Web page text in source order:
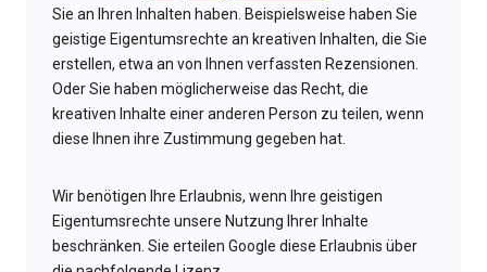
Sie an Ihren Inhalten haben. Beispielsweise haben Sie
geistige Eigentumsrechte an kreativen Inhalten, die Sie
erstellen, etwa an von Ihnen verfassten Rezensionen.
Oder Sie haben möglicherweise das Recht, die
kreativen Inhalte einer anderen Person zu teilen, wenn
diese Ihnen ihre Zustimmung gegeben hat.
Wir benötigen Ihre Erlaubnis, wenn Ihre geistigen
Eigentumsrechte unsere Nutzung Ihrer Inhalte
beschränken. Sie erteilen Google diese Erlaubnis über